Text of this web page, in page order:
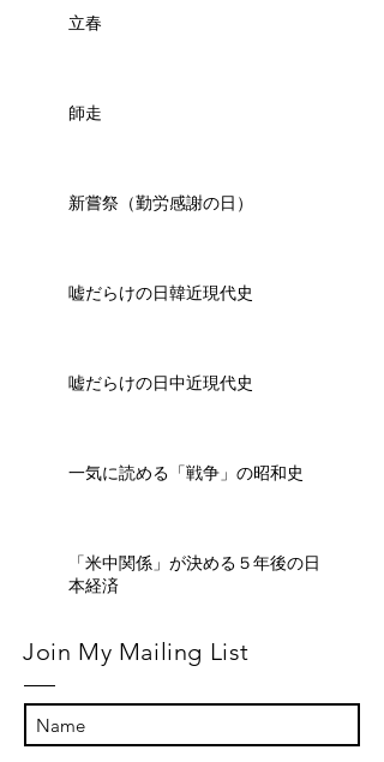
立春
師走
新嘗祭（勤労感謝の日）
嘘だらけの日韓近現代史
嘘だらけの日中近現代史
一気に読める「戦争」の昭和史
「米中関係」が決める５年後の日
本経済
Join My Mailing List